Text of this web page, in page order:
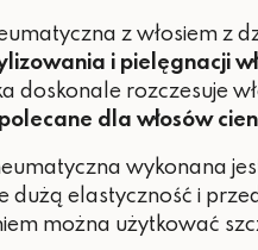
z włosiem z
i pielęgnacji
doskonale rozczesuje
polecane dla włosów
wykonana
dużą elastyczność i
można użytkować